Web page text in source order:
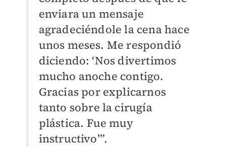
enviara un mensaje
agradeciéndole la cena hace
unos meses. Me respondió
diciendo: ‘Nos divertimos
mucho anoche contigo.
Gracias por explicarnos
tanto sobre la cirugía
plástica. Fue muy
instructivo’”.